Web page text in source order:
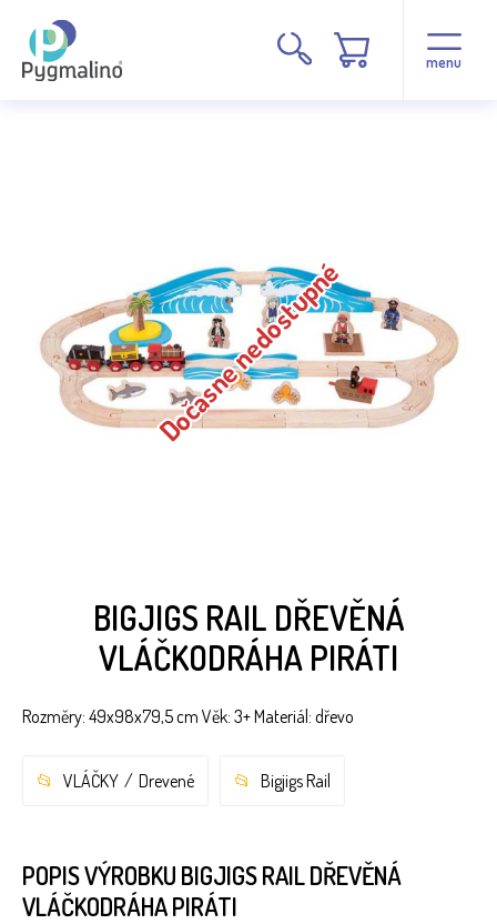
menu
Dočasne nedostupné
BIGJIGS RAIL DŘEVĚNÁ
VLÁČKODRÁHA PIRÁTI
Rozměry: 49x98x79,5 cm Věk: 3+ Materiál: dřevo
VLÁČKY Drevené Bigjigs Rail
POPIS VÝROBKU BIGJIGS RAIL DŘEVĚNÁ
VLÁČKODRÁHA PIRÁTI